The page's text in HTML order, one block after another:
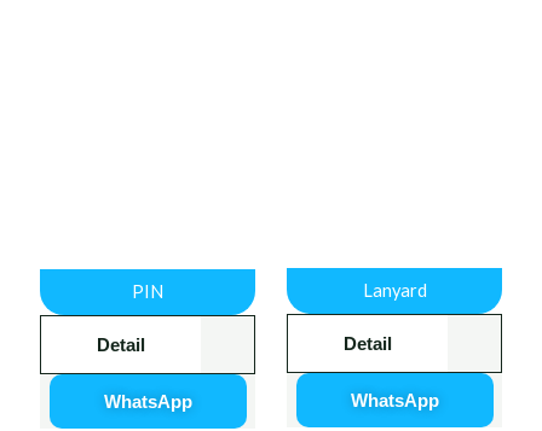
Lanyard
Detail
WhatsApp
PIN
Detail
WhatsApp